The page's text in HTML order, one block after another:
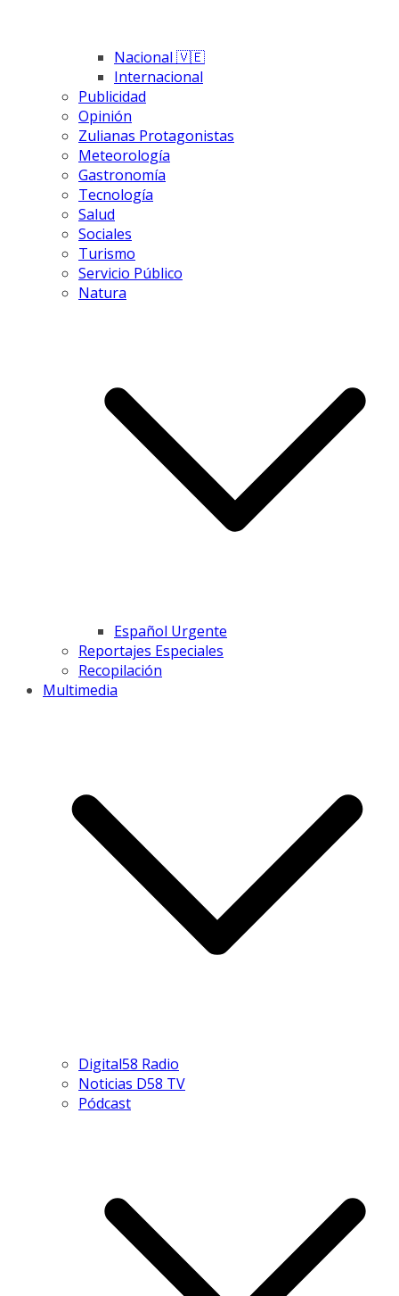
Nacional 🇻🇪
Internacional
Publicidad
Opinión
Zulianas Protagonistas
Meteorología
Gastronomía
Tecnología
Salud
Sociales
Turismo
Servicio Público
Natura
Español Urgente
Reportajes Especiales
Recopilación
Multimedia
Digital58 Radio
Noticias D58 TV
Pódcast